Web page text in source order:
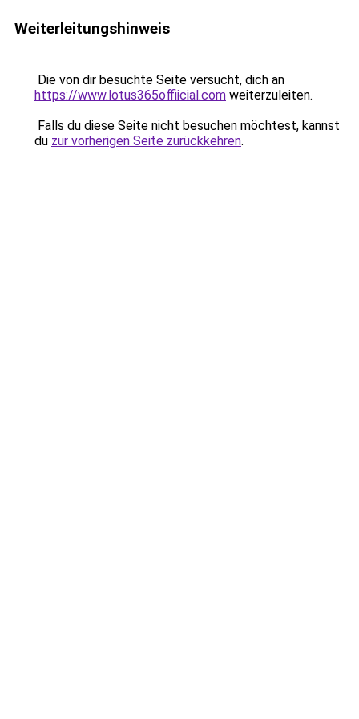
Weiterleitungshinweis
Die von dir besuchte Seite versucht, dich an
https://www.lotus365offiicial.com weiterzuleiten.
Falls du diese Seite nicht besuchen möchtest, kannst
du zur vorherigen Seite zurückkehren.